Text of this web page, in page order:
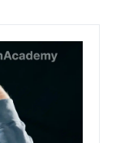
perdre $53